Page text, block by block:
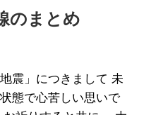
のまとめ
震」につきまして 未
態で心苦しい思いで